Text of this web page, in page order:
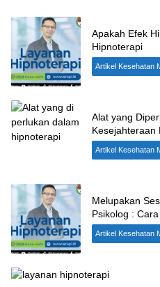
Apakah Efek
Hipnoterapi
Artikel Kesehatan
Alat yang
Kesejahteraan
Artikel Kesehatan
Melupakan
Psikolog :
Artikel Kesehatan